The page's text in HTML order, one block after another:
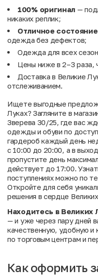
100% оригинал —
никаких реплик;
Отличное состояние
одежда без дефектов;
Одежда для всех
Цены ниже в 2–3 раза,
Доставка в Великие
отслеживанием.
Ищете выгодные
Луках? Загляните в
Зверева 30/25, где вас
одежды и обуви по
гардероб каждый день
с 10:00 до 20:00, а в
пропустите день
действует до 17:00.
поступлениях можно по
Откройте для себя
решения в сердце
Находитесь в Великих
— и уже через пару дней
качественную, удобную
по торговым центрам и
Как оформить